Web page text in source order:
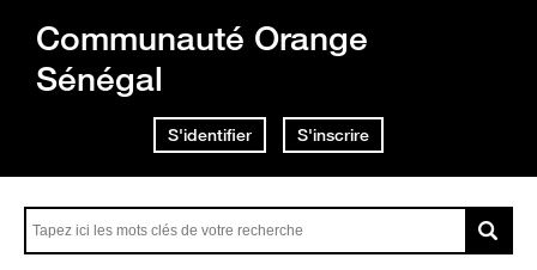
Communauté Orange
Sénégal
S'identifier S'inscrire